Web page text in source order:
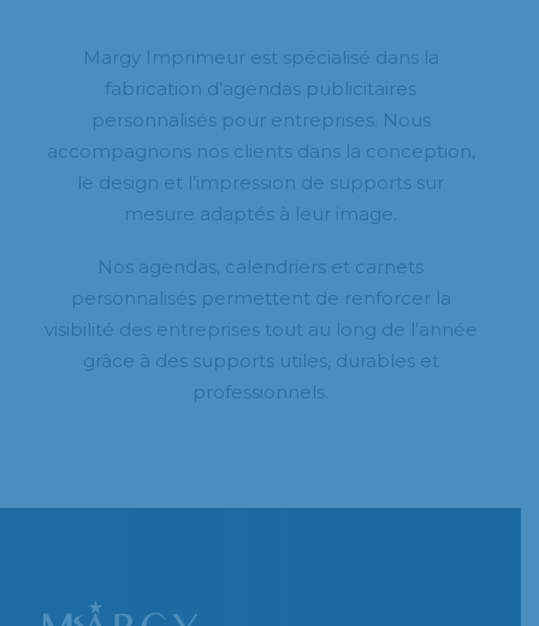
Margy Imprimeur est spécialisé dans la
fabrication d’agendas publicitaires
personnalisés pour entreprises. Nous
accompagnons nos clients dans la conception,
le design et l’impression de supports sur
mesure adaptés à leur image.
Nos agendas, calendriers et carnets
personnalisés permettent de renforcer la
visibilité des entreprises tout au long de l’année
grâce à des supports utiles, durables et
professionnels.